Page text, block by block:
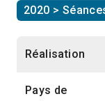
2020 >
Réalisation
Pays de